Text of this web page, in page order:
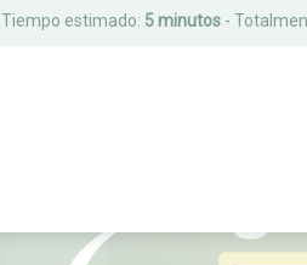
Tiempo estimado: 5 minutos -